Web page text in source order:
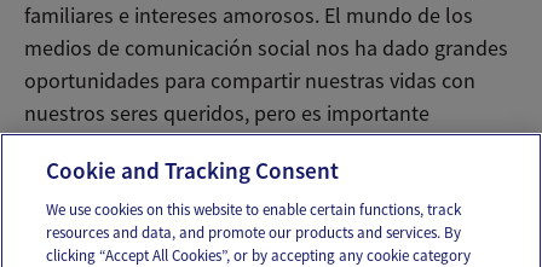
familiares e intereses amorosos. El mundo de los
medios de comunicación social nos ha dado grandes
oportunidades para compartir nuestras vidas con
nuestros seres queridos, pero es importante
Email Text
Cookie and Tracking Consent
We use cookies on this website to enable certain functions, track
resources and data, and promote our products and services. By
clicking “Accept All Cookies”, or by accepting any cookie category